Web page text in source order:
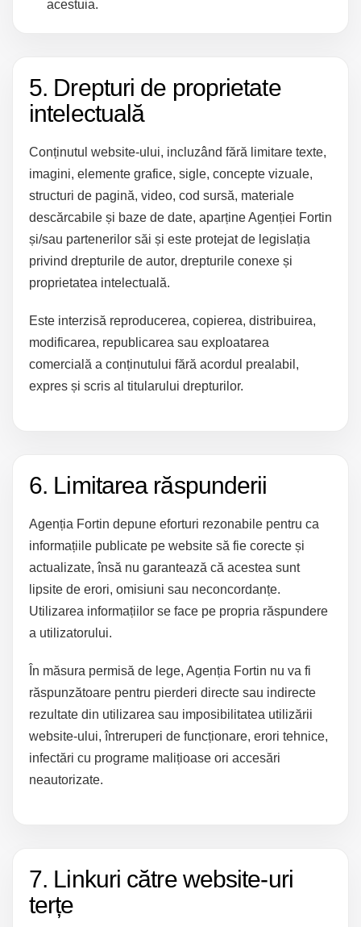
acestuia.
5. Drepturi de proprietate
intelectuală
Conținutul website-ului, incluzând fără limitare texte,
imagini, elemente grafice, sigle, concepte vizuale,
structuri de pagină, video, cod sursă, materiale
descărcabile și baze de date, aparține Agenției Fortin
și/sau partenerilor săi și este protejat de legislația
privind drepturile de autor, drepturile conexe și
proprietatea intelectuală.
Este interzisă reproducerea, copierea, distribuirea,
modificarea, republicarea sau exploatarea
comercială a conținutului fără acordul prealabil,
expres și scris al titularului drepturilor.
6. Limitarea răspunderii
Agenția Fortin depune eforturi rezonabile pentru ca
informațiile publicate pe website să fie corecte și
actualizate, însă nu garantează că acestea sunt
lipsite de erori, omisiuni sau neconcordanțe.
Utilizarea informațiilor se face pe propria răspundere
a utilizatorului.
În măsura permisă de lege, Agenția Fortin nu va fi
răspunzătoare pentru pierderi directe sau indirecte
rezultate din utilizarea sau imposibilitatea utilizării
website-ului, întreruperi de funcționare, erori tehnice,
infectări cu programe malițioase ori accesări
neautorizate.
7. Linkuri către website-uri
terțe